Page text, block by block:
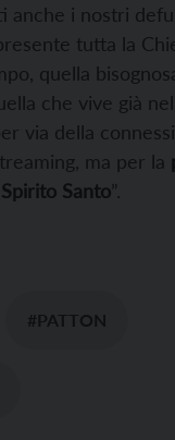
anche i nostri
tutta la
quella
che vive già
via della
ma per la
Santo”.
#PATTON